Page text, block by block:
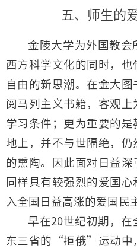
五、师生的
金陵大学为外国教会
西方科学文化的同时，
自由的新思潮。在金大
阅马列主义书籍，客观
学习条件；更为重要的
地上，并不与世隔绝，
的熏陶。因此面对日益
同样具有较强烈的爱国
入全国日益高涨的爱国民
早在20世纪初期，
东三省的“拒俄”运动中